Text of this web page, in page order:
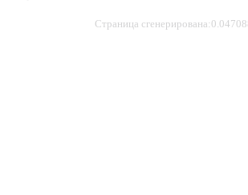
Страница